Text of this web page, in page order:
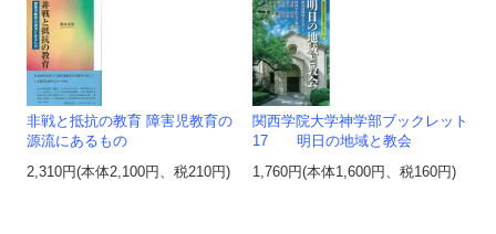
非戦と抵抗の教育 障害児教育の
源流にあるもの
2,310円(本体2,100円、税210円)
関西学院大学神学部ブックレット
17 明日の地域と教会
1,760円(本体1,600円、税160円)